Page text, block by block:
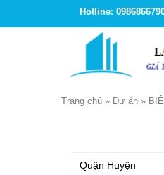
Hotline:
Trang chủ » Dự án »